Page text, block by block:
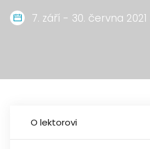
7. září - 30. června
O lektorovi